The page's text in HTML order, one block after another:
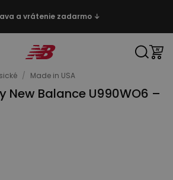
a vrátenie zadarmo ↓
/ Made in USA
New Balance U990WO6 –